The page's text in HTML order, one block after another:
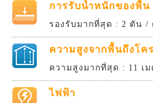
การรับน้ำหนักของพื้น
รองรับมากที่สุด : 2 ตัน /
ความสูงจากพื้นถึงโค
ความสูงมากที่สุด : 11 เม
ไฟฟ้า